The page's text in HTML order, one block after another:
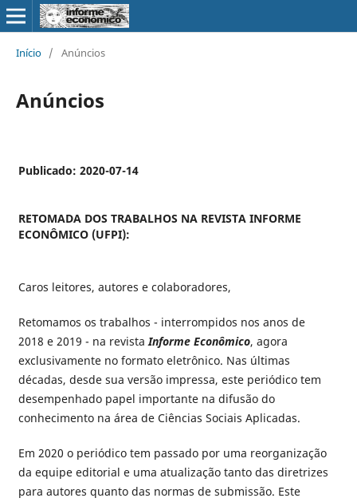
Início / Anúncios
Anúncios
Publicado: 2020-07-14
RETOMADA DOS TRABALHOS NA REVISTA INFORME
ECONÔMICO (UFPI):
Caros leitores, autores e colaboradores,
Retomamos os trabalhos - interrompidos nos anos de
2018 e 2019 - na revistaInforme Econômico, agora
exclusivamente no formato eletrônico. Nas últimas
décadas, desde sua versão impressa, este periódico tem
desempenhado papel importante na difusão do
conhecimento na área de Ciências Sociais Aplicadas.
Em 2020 o periódico tem passado por uma reorganização
da equipe editorial e uma atualização tanto das diretrizes
para autores quanto das normas de submissão. Este